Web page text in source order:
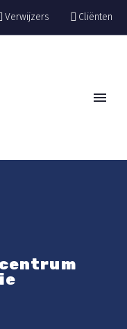
Verwijzers Cliënten